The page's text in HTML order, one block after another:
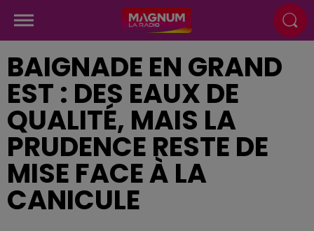
BAIGNADE EN GRAND
EST : DES EAUX DE
QUALITÉ, MAIS LA
PRUDENCE RESTE DE
MISE FACE À LA
CANICULE